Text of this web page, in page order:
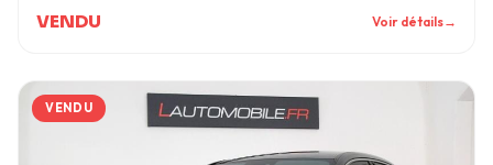
VENDU Voir détails→
VENDU